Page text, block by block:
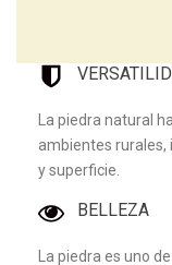
La piedra natural
ambientes rurales,
y superficie.
BELLEZA
La piedra es uno